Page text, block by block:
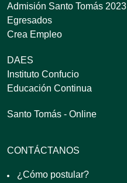
Admisión Santo Tomás 2023
Egresados
Crea Empleo
DAES
Instituto Confucio
Educación Continua
Santo Tomás - Online
CONTÁCTANOS
¿Cómo postular?